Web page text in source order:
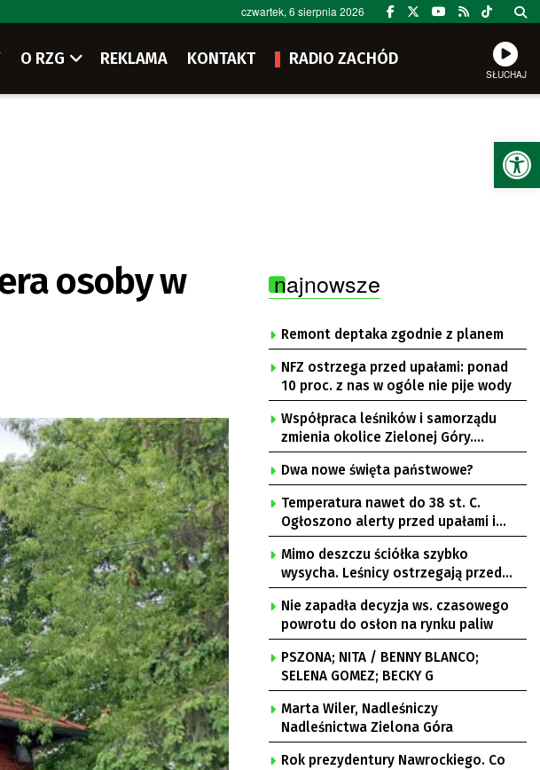
czwartek, 6 sierpnia 2026
O RZG REKLAMA KONTAKT RADIO ZACHÓD
SŁUCHAJ
osoby w
najnowsze
Remont deptaka zgodnie z planem
NFZ ostrzega przed upałami: ponad
10 proc. z nas w ogóle nie pije wody
Współpraca leśników i samorządu
zmienia okolice Zielonej Góry.
Powstają nowe ścieżki rowerowe
Dwa nowe święta państwowe?
Temperatura nawet do 38 st. C.
Ogłoszono alerty przed upałami i
burzami
Mimo deszczu ściółka szybko
wysycha. Leśnicy ostrzegają przed
pożarami
Nie zapadła decyzja ws. czasowego
powrotu do osłon na rynku paliw
PSZONA; NITA / BENNY BLANCO;
SELENA GOMEZ; BECKY G
Marta Wiler, Nadleśniczy
Nadleśnictwa Zielona Góra
Rok prezydentury Nawrockiego. Co